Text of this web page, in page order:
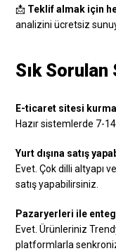
📩 Teklif almak için
analizini ücretsiz
Sık
E-ticaret sitesi
Hazır sistemlerde 7-
Yurt dışına satış
Evet. Çok dilli altyapı
satış yapabilirsiniz.
Pazaryerleri ile
Evet. Ürünleriniz
platformlarla